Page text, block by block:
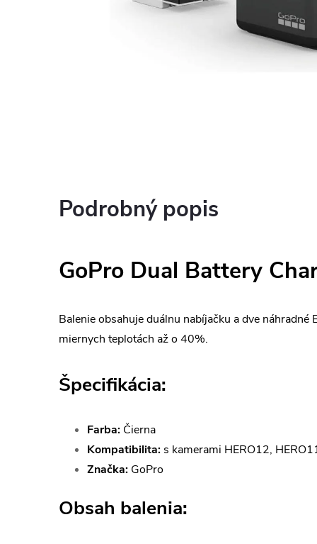
Podrobný popis
GoPro Dual Battery
Balenie obsahuje duálnu nabíjačku a dve
miernych teplotách až o 40%.
Špecifikácia:
Farba: Čierna
Kompatibilita:s kamerami HERO12,
Značka: GoPro
Obsah balenia: